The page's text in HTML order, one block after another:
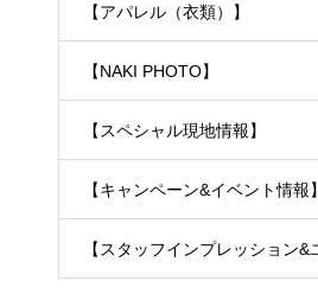
【アパレル（衣類）】
【NAKI PHOTO】
【スペシャル現地情報】
【キャンペーン&イベント情報】
【スタッフインプレッション&